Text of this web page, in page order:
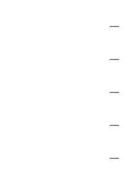
—
—
—
—
—